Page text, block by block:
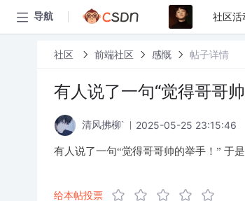
导航 社区活
社区 前端社区 感慨 帖子详情
有人说了一句“觉得哥哥
清风拂柳` 2025-05-25 23:15:46
有人说了一句“觉得哥哥帅的举手！” 于
给本帖投票